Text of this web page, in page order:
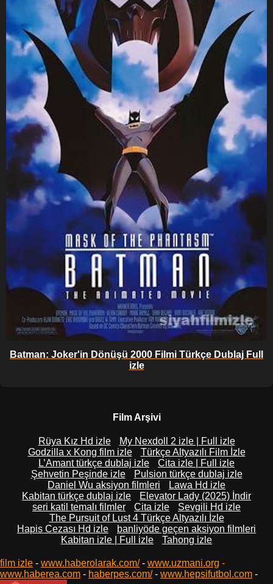
Batman: Joker'in Dönüşü 2000 Filmi Türkçe Dublaj Full
izle
Film Arşivi
Rüya Kız Hd izle
My Nexdoll 2 izle | Full izle
Godzilla x Kong film izle
Türkçe Altyazılı Film İzle
L’Amant türkçe dublaj izle
Cita izle | Full izle
Şehvetin Peşinde izle
Pulsion türkçe dublaj izle
Daniel Wu aksiyon filmleri
Lawa Hd izle
Kabitan türkçe dublaj izle
Elevator Lady (2025) İndir
seri katil temalı filmler
Cita izle
Sevgili Hd izle
The Pursuit of Lust 4 Türkçe Altyazılı İzle
Hapis Cezası Hd izle
banliyöde geçen aksiyon filmleri
Kabitan izle | Full izle
Tahong izle
film izle - www.haberolarak.com/- www.uzmani.org -
www.haberea.com - haberpes.com/- www.hepsifutbol.com -